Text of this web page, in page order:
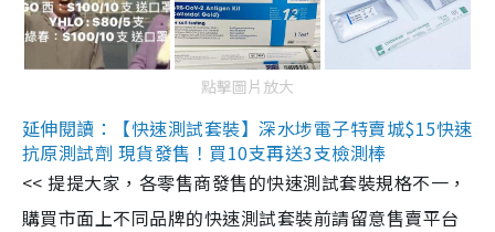
點擊圖片放大
延伸閱讀：【快速測試套裝】深水埗電子特賣城$15快速
抗原測試劑 現貨發售！買10支再送3支檢測棒
<< 提提大家，各零售商發售的快速測試套裝規格不一，
購買市面上不同品牌的快速測試套裝前請留意售賣平台